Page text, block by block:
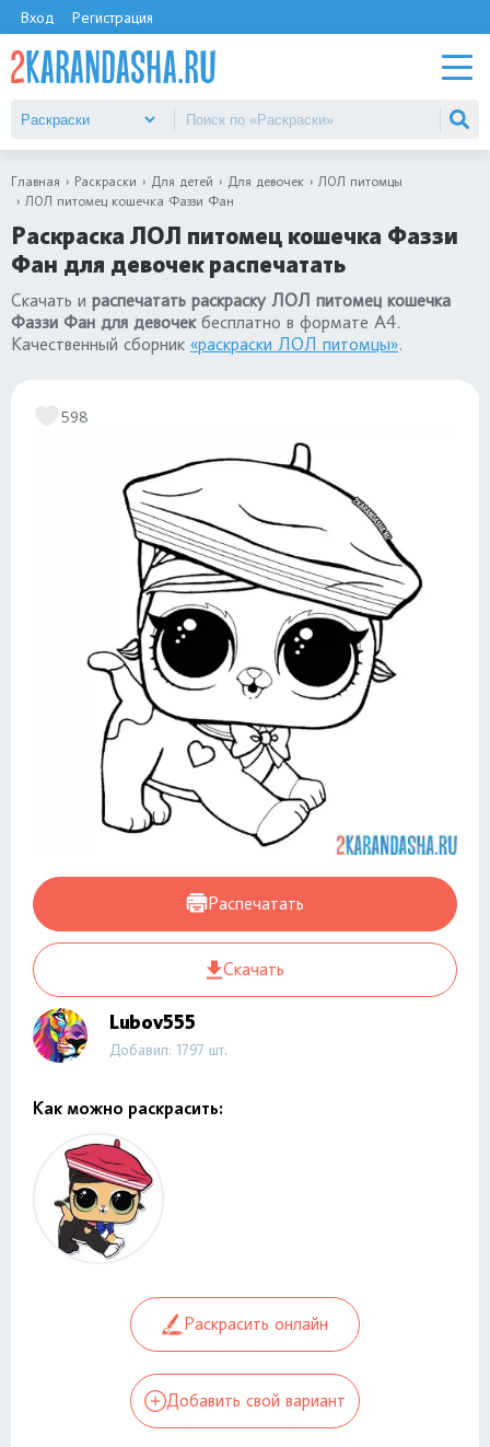
Вход Регистрация
Главная Раскраски Для детей Для девочек
ЛОЛ питомцы
ЛОЛ питомец кошечка Фаззи Фан
Раскраска ЛОЛ питомец кошечка Фаззи
Фан для девочек распечатать
Скачать и распечатать раскраску ЛОЛ питомец кошечка
Фаззи Фан для девочекбесплатно в формате А4.
Качественный сборник «раскраски ЛОЛ питомцы».
598
Распечатать
Скачать
Lubov555
Добавил: 1797 шт.
Как можно раскрасить:
Раскрасить онлайн
Добавить свой вариант